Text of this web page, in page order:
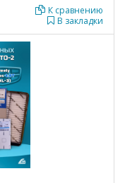
В закладки
К сравнению